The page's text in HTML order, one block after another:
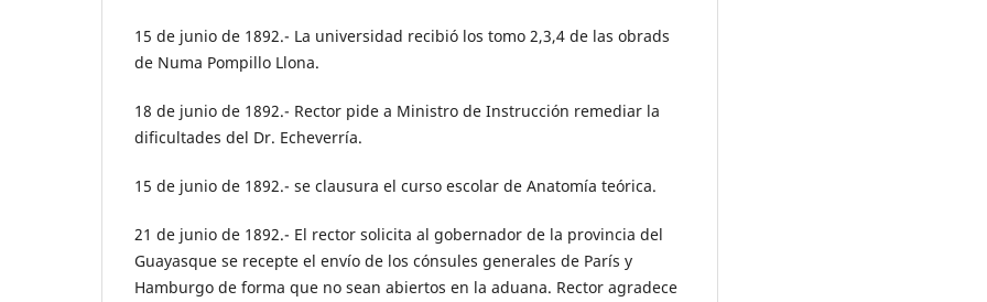
15 de junio de 1892.- La universidad recibió los tomo 2,3,4 de las obrads
de Numa Pompillo Llona.
18 de junio de 1892.- Rector pide a Ministro de Instrucción remediar la
dificultades del Dr. Echeverría.
15 de junio de 1892.- se clausura el curso escolar de Anatomía teórica.
21 de junio de 1892.- El rector solicita al gobernador de la provincia del
Guayasque se recepte el envío de los cónsules generales de París y
Hamburgo de forma que no sean abiertos en la aduana. Rector agradece